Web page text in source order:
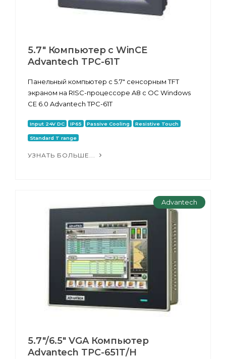
5.7" Компьютер с WinCE
Advantech TPC-61T
Панельный компьютер с 5.7" сенсорным TFT
экраном на RISC-процессоре A8 с ОС Windows
CE 6.0 Advantech TPC-61T
Input 24V DC IP65 Passive Cooling Resistive Touch
Standard T range
УЗНАТЬ БОЛЬШЕ...
Advantech
5.7"/6.5" VGA Компьютер
Advantech TPC-651T/H